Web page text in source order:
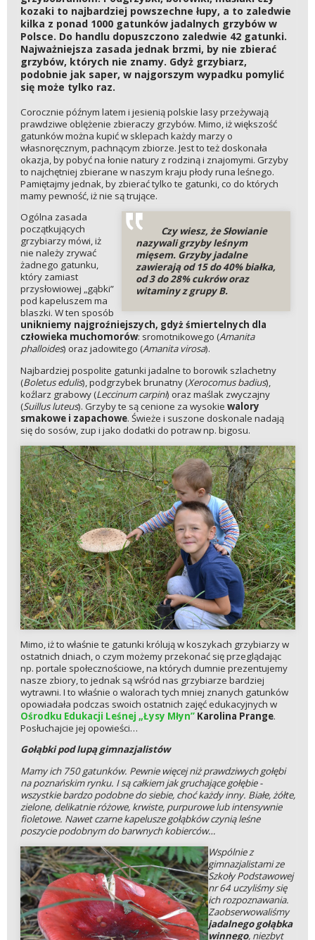
kozaki to najbardziej powszechne łupy, a to zaledwie
kilka z ponad 1000 gatunków jadalnych grzybów w
Polsce. Do handlu dopuszczono zaledwie 42 gatunki.
Najważniejsza zasada jednak brzmi, by nie zbierać
grzybów, których nie znamy. Gdyż grzybiarz,
podobnie jak saper, w najgorszym wypadku pomylić
się może tylko raz.
Corocznie późnym latem i jesienią polskie lasy przeżywają
prawdziwe oblężenie zbieraczy grzybów. Mimo, iż większość
gatunków można kupić w sklepach każdy marzy o
własnoręcznym, pachnącym zbiorze. Jest to też doskonała
okazja, by pobyć na łonie natury z rodziną i znajomymi. Grzyby
to najchętniej zbierane w naszym kraju płody runa leśnego.
Pamiętajmy jednak, by zbierać tylko te gatunki, co do których
mamy pewność, iż nie są trujące.
Czy wiesz, że Słowianie
nazywali grzyby leśnym
mięsem. Grzyby jadalne
zawierają od 15 do 40% białka,
od 3 do 28% cukrów oraz
witaminy z grupy B.
Ogólna zasada
początkujących
grzybiarzy mówi, iż
nie należy zrywać
żadnego gatunku,
który zamiast
przysłowiowej „gąbki”
pod kapeluszem ma
blaszki. W ten sposób
unikniemy najgroźniejszych, gdyż śmiertelnych dla
człowieka muchomorów: sromotnikowego (Amanita
phalloides) oraz jadowitego (Amanita virosa).
Najbardziej pospolite gatunki jadalne to borowik szlachetny
(Boletus edulis), podgrzybek brunatny (Xerocomus badius),
koźlarz grabowy (Leccinum carpini) oraz maślak zwyczajny
(Suillus luteus). Grzyby te są cenione za wysokie walory
smakowe i zapachowe. Świeże i suszone doskonale nadają
się do sosów, zup i jako dodatki do potraw np. bigosu.
Mimo, iż to właśnie te gatunki królują w koszykach grzybiarzy w
ostatnich dniach, o czym możemy przekonać się przeglądając
np. portale społecznościowe, na których dumnie prezentujemy
nasze zbiory, to jednak są wśród nas grzybiarze bardziej
wytrawni. I to właśnie o walorach tych mniej znanych gatunków
opowiadała podczas swoich ostatnich zajęć edukacyjnych w
Ośrodku Edukacji Leśnej „Łysy Młyn” Karolina Prange.
Posłuchajcie jej opowieści…
Gołąbki pod lupą gimnazjalistów
Mamy ich 750 gatunków. Pewnie więcej niż prawdziwych gołębi
na poznańskim rynku. I są całkiem jak gruchające gołębie -
wszystkie bardzo podobne do siebie, choć każdy inny. Białe, żółte,
zielone, delikatnie różowe, krwiste, purpurowe lub intensywnie
fioletowe. Nawet czarne kapelusze gołąbków czynią leśne
poszycie podobnym do barwnych kobierców…
Wspólnie z
gimnazjalistami ze
Szkoły Podstawowej
nr 64 uczyliśmy się
ich rozpoznawania.
Zaobserwowaliśmy
jadalnego gołąbka
winnego, niezbyt